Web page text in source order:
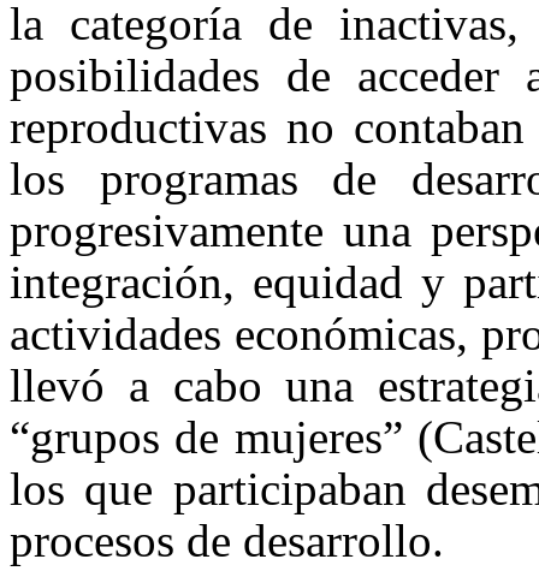
la categoría de inactivas,
posibilidades de
reproductivas no
los programas de
progresivamente una
integración, equidad y
actividades económicas,
llevó a cabo una
“grupos de mujeres”
los que participaban
procesos de desarrollo.